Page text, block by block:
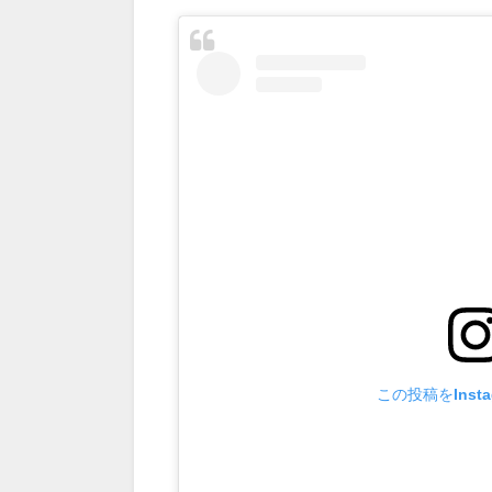
この投稿を